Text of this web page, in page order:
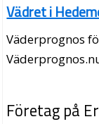
Vädret i
Väderprognos
Företag på